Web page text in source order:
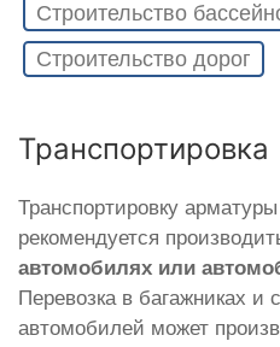
Строительство
Строительство дорог
Транспортировка
Транспортировку
рекомендуется
автомобилях или
Перевозка в багажниках и
автомобилей может